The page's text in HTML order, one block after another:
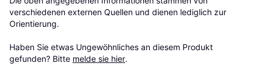
verschiedenen externen Quellen und dienen lediglich zur
Orientierung.
Haben Sie etwas Ungewöhnliches an diesem Produkt
gefunden? Bitte melde sie hier.